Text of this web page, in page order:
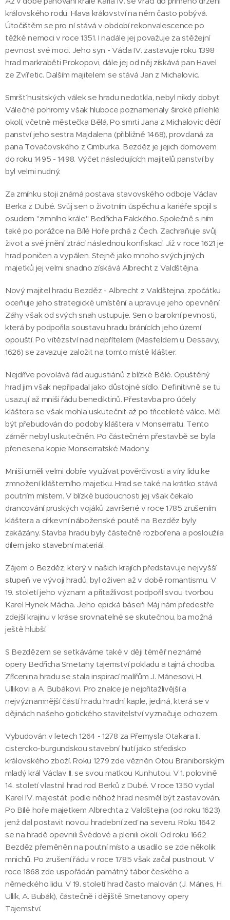
královského rodu. Hlava království na něm často pobývá.
Útočištěm se pro ní stává v období rekonvalescence po
těžké nemoci v roce 1351. I nadále jej považuje za stěžejní
pevnost své moci. Jeho syn - Václa IV. zastavuje roku 1398
hrad markraběti Prokopovi, dále jej od něj získává pan Havel
ze Zvířetic. Dalším majitelem se stává Jan z Michalovic.
Smršť husitských válek se hradu nedotkla, nebyl nikdy dobyt.
Válečné pohromy však hluboce poznamenaly široké přilehlé
okolí, včetně městečka Bělá. Po smrti Jana z Michalovic dědí
panství jeho sestra Majdalena (přibližně 1468), provdaná za
pana Tovačovského z Cimburka. Bezděz je jejich domovem
do roku 1495 - 1498. Výčet následujících majitelů panství by
byl velmi nudný.
Za zmínku stoji známá postava stavovského odboje Václav
Berka z Dubé. Svůj sen o životním úspěchu a kariéře spojil s
osudem "zimního krále" Bedřicha Falckého. Společně s ním
také po porážce na Bílé Hoře prchá z Čech. Zachraňuje svůj
život a své jmění ztrácí následnou konfiskací. Již v roce 1621 je
hrad poničen a vypálen. Stejně jako mnoho svých jiných
majetků jej velmi snadno získává Albrecht z Valdštějna.
Nový majitel hradu Bezděz - Albrecht z Valdštejna, zpočátku
oceňuje jeho strategické umístění a upravuje jeho opevnění.
Záhy však od svých snah ustupuje. Sen o barokní pevnosti,
která by podpořila soustavu hradu bránících jeho území
opouští. Po vítězství nad nepřítelem (Masfeldem u Dessavy,
1626) se zavazuje založit na tomto místě klášter.
Nejdříve povolává řád augustiánů z blízké Bělé. Opuštěný
hrad jim však nepřipadal jako důstojné sídlo. Definitivně se tu
usazují až mniši řádu benediktinů. Přestavba pro účely
kláštera se však mohla uskutečnit až po třicetileté válce. Měl
být přebudován do podoby kláštera v Monserratu. Tento
záměr nebyl uskutečněn. Po částečném přestavbě se byla
přenesena kopie Monserratské Madony.
Mniši uměli velmi dobře využívat pověrčivosti a víry lidu ke
zmnožení klášterního majetku. Hrad se také na krátko stává
poutním místem. V blízké budoucnosti jej však čekalo
drancování pruských vojáků završené v roce 1785 zrušením
kláštera a církevní náboženské poutě na Bezděz byly
zakázány. Stavba hradu byly částečně rozbořena a posloužila
dílem jako stavební materiál.
Zájem o Bezděz, který v našich krajích představuje nejvyšší
stupeň ve vývoji hradů, byl oživen až v době romantismu. V
19. století jeho význam a přitažlivost podpořil svou tvorbou
Karel Hynek Mácha. Jeho epická báseň Máj nám předestře
zdejší krajinu v kráse srovnatelné se skutečnou, ba možná
ještě hlubší.
S Bezdězem se setkáváme také v ději téměř neznámé
opery Bedřicha Smetany tajemství pokladu a tajná chodba.
Zřícenina hradu se stala inspirací malířům J. Mánesovi, H.
Ullikovi a A. Bubákovi. Pro znalce je nejpřitažlivější a
nejvýznamnější částí hradu hradní kaple, jediná, která se v
dějinách našeho gotického stavitelství vyznačuje ochozem.
Vybudován v letech 1264 - 1278 za Přemysla Otakara II.
cistercko-burgundskou stavební hutí jako středisko
královského zboží. Roku 1279 zde vězněn Otou Braniborským
mladý král Václav II. se svou matkou Kunhutou. V 1. polovině
14. století vlastnil hrad rod Berků z Dubé. V roce 1350 vydal
Karel IV. majestát, podle něhož hrad nesměl být zastavován.
Po Bílé hoře majetkem Albrechta z Valdštejna (od roku 1623),
jenž dal postavit novou hradební zeď na severu. Roku 1642
se na hradě opevnili Švédové a plenili okolí. Od roku 1662
Bezděz přeměněn na poutní místo a usadilo se zde několik
mnichů. Po zrušení řádu v roce 1785 však začal pustnout. V
roce 1868 zde uspořádán památný tábor českého a
německého lidu. V 19. století hrad často malován (J. Mánes, H.
Ullík, A. Bubák), částečně i dějiště Smetanovy opery
Tajemství.